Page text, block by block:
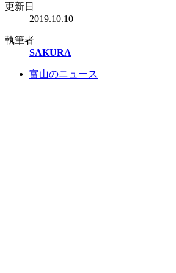
更新日
2019.10.10
執筆者
SAKURA
富山のニュース